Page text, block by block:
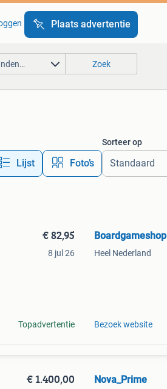
Plaats advertentie
Zoek
Lijst Foto’s
Sorteer op
€ 82,95
8 jul 26
Topadvertentie
Boardgameshop
Heel Nederland
Bezoek website
€ 1.400,00 Nova_Prime